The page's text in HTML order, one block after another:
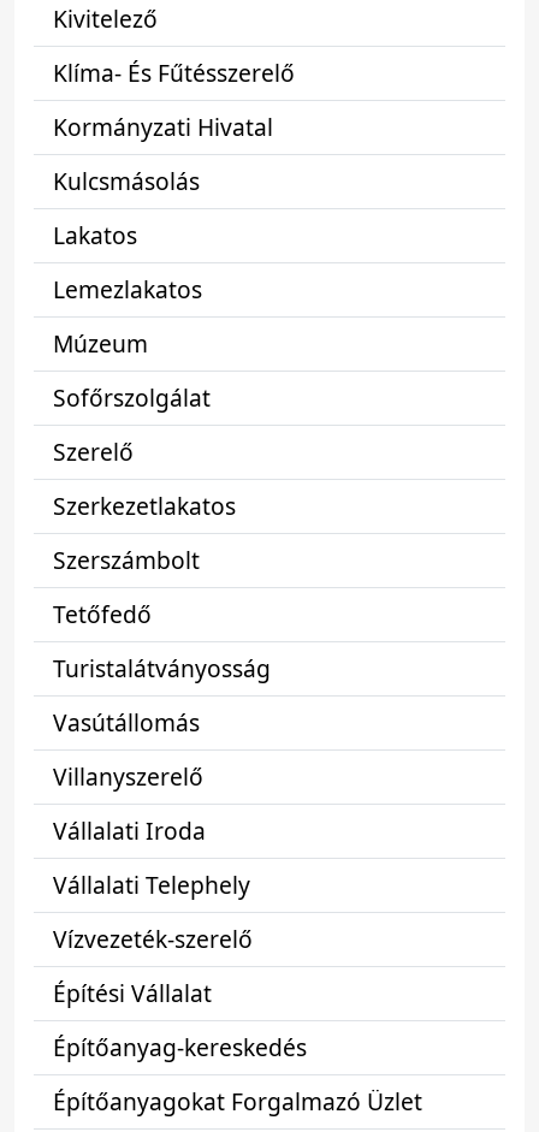
Kivitelező
Klíma- És Fűtésszerelő
Kormányzati Hivatal
Kulcsmásolás
Lakatos
Lemezlakatos
Múzeum
Sofőrszolgálat
Szerelő
Szerkezetlakatos
Szerszámbolt
Tetőfedő
Turistalátványosság
Vasútállomás
Villanyszerelő
Vállalati Iroda
Vállalati Telephely
Vízvezeték-szerelő
Építési Vállalat
Építőanyag-kereskedés
Építőanyagokat Forgalmazó Üzlet